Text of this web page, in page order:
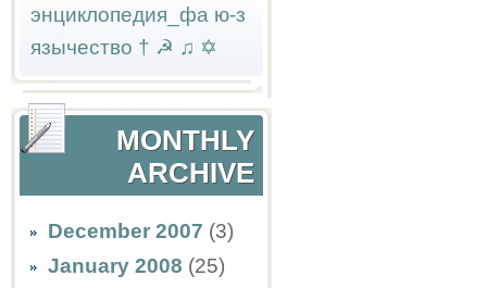
энциклопедия_фа ю-з
язычество † ☭ ♫ ✡
MONTHLY
ARCHIVE
December 2007 (3)
January 2008 (25)